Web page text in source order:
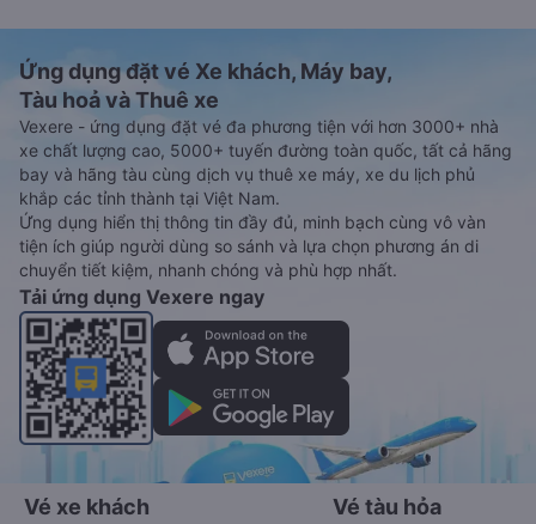
Ứng dụng đặt vé Xe khách, Máy bay,
Tàu hoả và Thuê xe
Vexere - ứng dụng đặt vé đa phương tiện với hơn 3000+ nhà
xe chất lượng cao, 5000+ tuyến đường toàn quốc, tất cả hãng
bay và hãng tàu cùng dịch vụ thuê xe máy, xe du lịch phủ
khắp các tỉnh thành tại Việt Nam.
Ứng dụng hiển thị thông tin đầy đủ, minh bạch cùng vô vàn
tiện ích giúp người dùng so sánh và lựa chọn phương án di
chuyển tiết kiệm, nhanh chóng và phù hợp nhất.
Tải ứng dụng Vexere ngay
Vé xe khách Vé tàu hỏa